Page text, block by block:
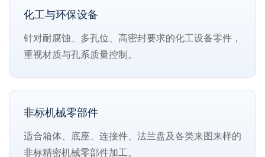
化工与环保设备
针对耐腐蚀、多孔位、高密封要求的化工设备零件，
重视材质与孔系质量控制。
非标机械零部件
适合箱体、底座、连接件、法兰盘及各类来图来样的
非标精密机械零部件加工。